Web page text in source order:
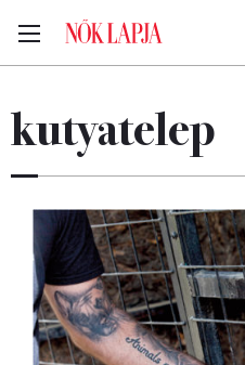
kutyatelep